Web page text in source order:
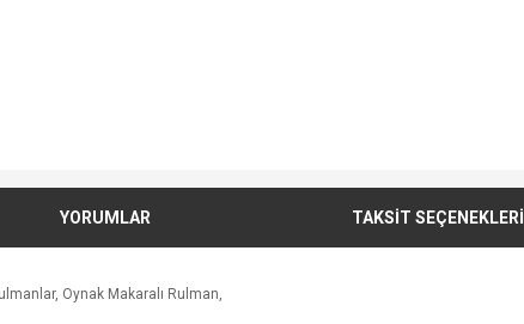
YORUMLAR TAKSİT SEÇENEKLERİ
Oynak Makaralı Rulman,